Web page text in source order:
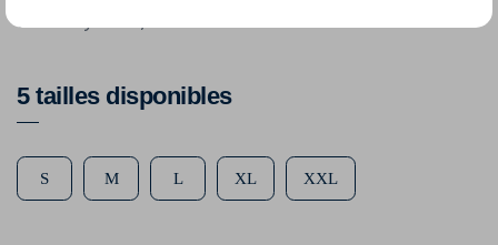
80% Polyamide, 20% Elasthanne
5 tailles disponibles
S M L XL XXL